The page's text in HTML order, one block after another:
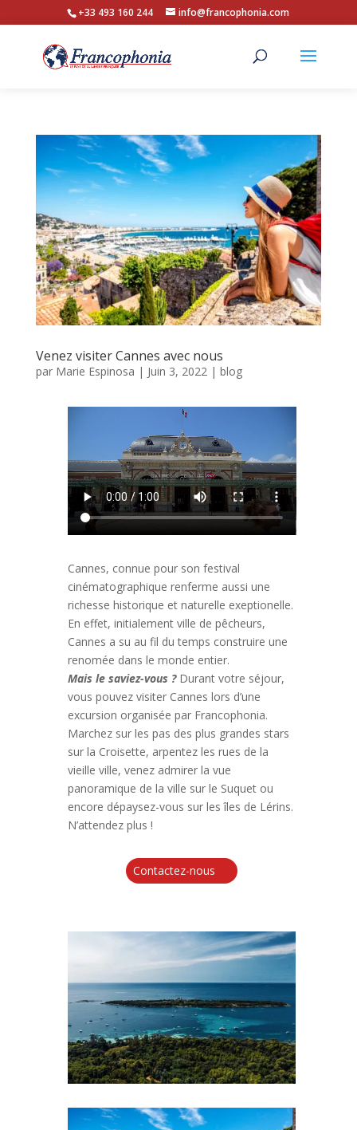
+33 493 160 244 info@francophonia.com
Venez visiter Cannes avec nous
par Marie Espinosa | Juin 3, 2022| blog
Cannes, connue pour son festival
cinématographique renferme aussi une
richesse historique et naturelle exeptionelle.
En effet, initialement ville de pêcheurs,
Cannes a su au fil du temps construire une
renomée dans le monde entier.
Mais le saviez-vous ? Durant votre séjour,
vous pouvez visiter Cannes lors d’une
excursion organisée par Francophonia.
Marchez sur les pas des plus grandes stars
sur la Croisette, arpentez les rues de la
vieille ville, venez admirer la vue
panoramique de la ville sur le Suquet ou
encore dépaysez-vous sur les îles de Lérins.
N’attendez plus !
Contactez-nous